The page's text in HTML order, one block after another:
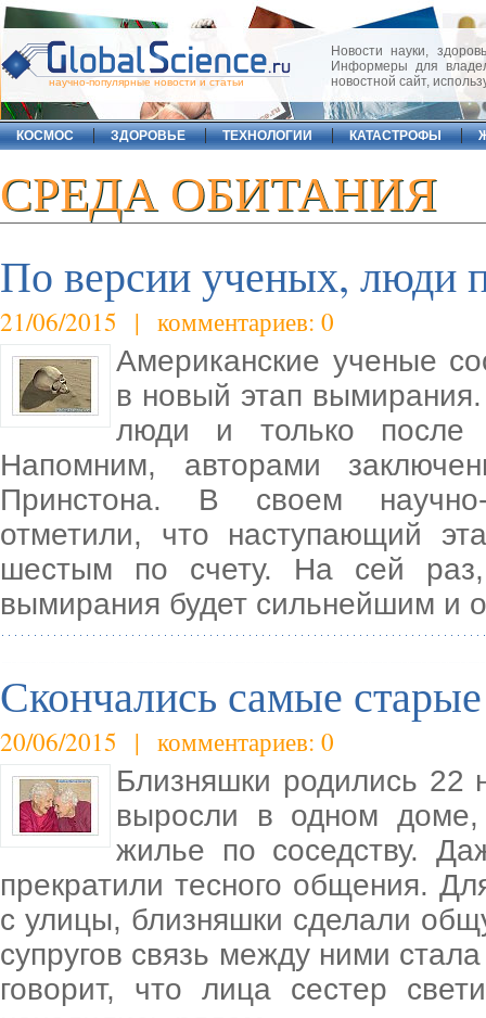
научно-популярные новости и статьи
Новости науки,
Информеры для
новостной сайт,
КОСМОС ЗДОРОВЬЕ ТЕХНОЛОГИИ КАТАСТРОФЫ
СРЕДА ОБИТАНИЯ
По версии ученых, люди
21/06/2015 | комментариев: 0
Американские ученые
в новый этап
люди и только после
Напомним, авторами
Принстона. В своем научно-
отметили, что наступающий
шестым по счету. На сей раз,
вымирания будет сильнейшим и
Скончались самые
20/06/2015 | комментариев: 0
Близняшки родились 22
выросли в одном доме,
жилье по соседству.
прекратили тесного общения.
с улицы, близняшки сделали
супругов связь между ними
говорит, что лица сестер